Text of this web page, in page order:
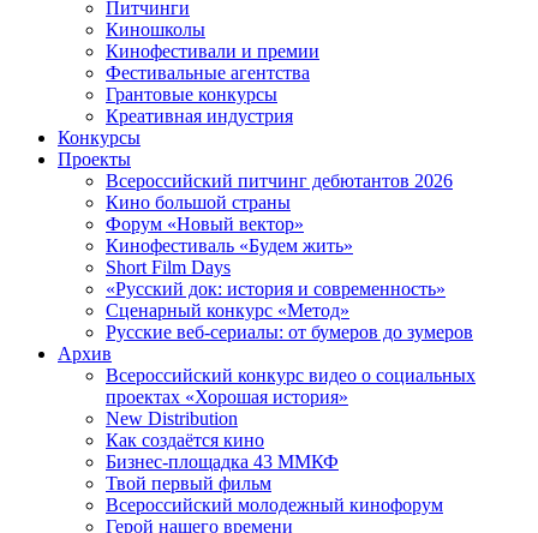
Питчинги
Киношколы
Кинофестивали и премии
Фестивальные агентства
Грантовые конкурсы
Креативная индустрия
Конкурсы
Проекты
Всероссийский питчинг дебютантов 2026
Кино большой страны
Форум «Новый вектор»
Кинофестиваль «Будем жить»
Short Film Days
«Русский док: история и современность»
Сценарный конкурс «Метод»
Русские веб-сериалы: от бумеров до зумеров
Архив
Всероссийский конкурс видео о социальных
проектах «Хорошая история»
New Distribution
Как создаётся кино
Бизнес-площадка 43 ММКФ
Твой первый фильм
Всероссийский молодежный кинофорум
Герой нашего времени